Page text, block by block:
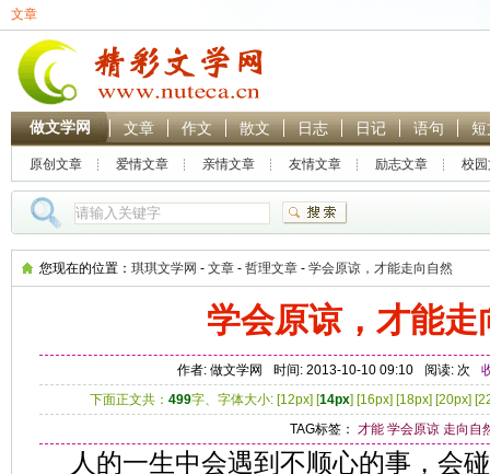
文章
做文学网 文章 作文 散文 日志 日记 语句 短
原创文章 爱情文章 亲情文章 友情文章 励志文章 校
热门搜索：林黛玉
贾
您现在的位置： 琪琪文学网 - 文章 - 哲理文章 - 学会原谅，才能走向自然
学会原谅，才能走
作者: 做文学网 时间: 2013-10-10 09:10 阅读: 次
下面正文共： 499字、字体大小: [12px] [14px] [16px] [18px] [20px] [
TAG标签： 才能 学会原谅 走向自
人的一生中会遇到不顺心的事，会